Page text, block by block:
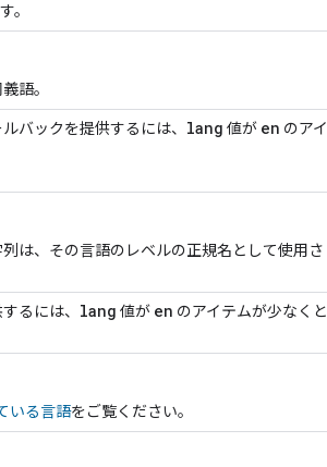
。
語。
バックを提供するには、 lang 値が en のアイ
は、その言語のレベルの正規名として使用さ
るには、 lang 値が en のアイテムが少なくと
いる言語をご覧ください。